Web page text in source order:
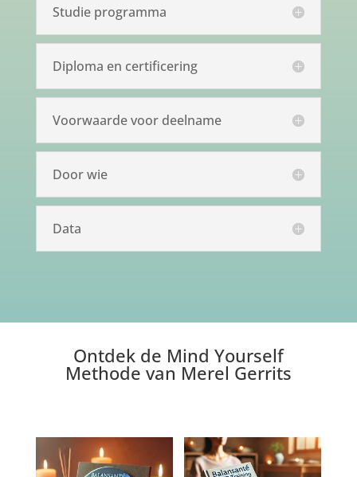
Studie programma
Diploma en certificering
Voorwaarde voor deelname
Door wie
Data
Ontdek de Mind Yourself
Methode van Merel Gerrits